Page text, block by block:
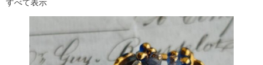
すべて表示